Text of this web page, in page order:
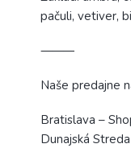
pačuli, vetiver,
⸻
Naše predajne
Bratislava –
Dunajská